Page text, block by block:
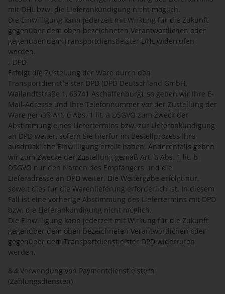
mit DHL bzw. die Lieferankündigung nicht möglich.
Die Einwilligung kann jederzeit mit Wirkung für die Zukunft
gegenüber dem oben bezeichneten Verantwortlichen oder
gegenüber dem Transportdienstleister DHL widerrufen
werden.
- DPD
Erfolgt die Zustellung der Ware durch den
Transportdienstleister DPD (DPD Deutschland GmbH,
Wailandtstraße 1, 63741 Aschaffenburg), so geben wir Ihre E-
Mail-Adresse und Ihre Telefonnummer vor der Zustellung der
Ware gemäß Art. 6 Abs. 1 lit. a DSGVO zum Zweck der
Abstimmung eines Liefertermins bzw. zur Lieferankündigung
an DPD weiter, sofern Sie hierfür im Bestellprozess Ihre
ausdrückliche Einwilligung erteilt haben. Anderenfalls geben
wir zum Zwecke der Zustellung gemäß Art. 6 Abs. 1 lit. b
DSGVO nur den Namen des Empfängers und die
Lieferadresse an DPD weiter. Die Weitergabe erfolgt nur,
soweit dies für die Warenlieferung erforderlich ist. In diesem
Fall ist eine vorherige Abstimmung des Liefertermins mit DPD
bzw. die Lieferankündigung nicht möglich.
Die Einwilligung kann jederzeit mit Wirkung für die Zukunft
gegenüber dem oben bezeichneten Verantwortlichen oder
gegenüber dem Transportdienstleister DPD widerrufen
werden.
8.4 Verwendung von Paymentdienstleistern
(Zahlungsdiensten)